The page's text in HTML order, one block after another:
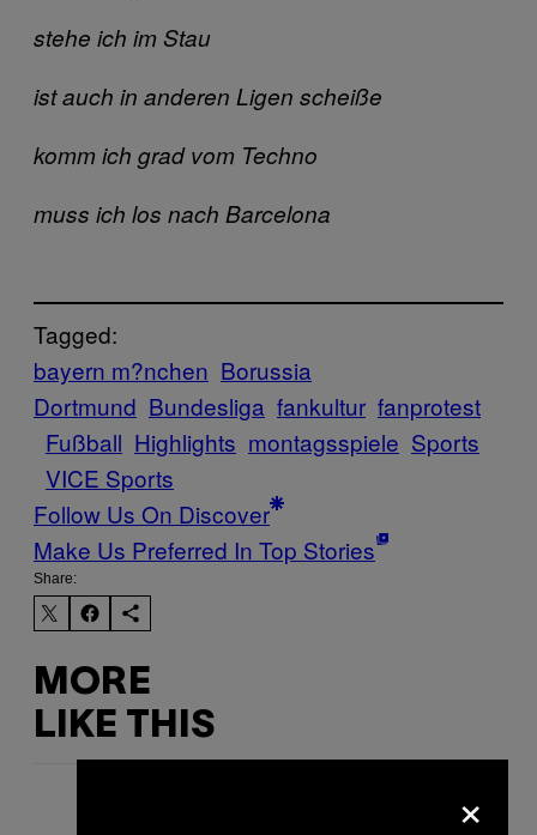
stehe ich im Stau
ist auch in anderen Ligen scheiße
komm ich grad vom Techno
muss ich los nach Barcelona
Tagged:
bayern m?nchen Borussia
Dortmund Bundesliga fankultur fanprotest
Fußball Highlights montagsspiele Sports
VICE Sports
Follow Us On Discover
Make Us Preferred In Top Stories
Share:
MORE
LIKE THIS
×